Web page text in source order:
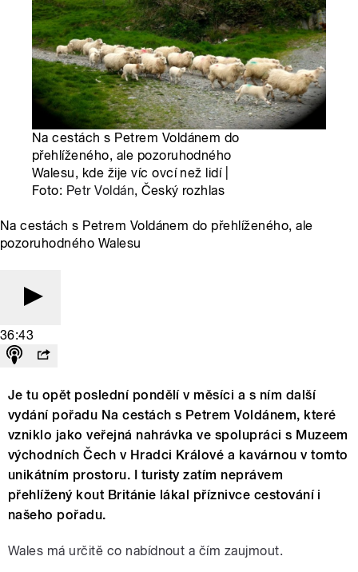
Na cestách s Petrem Voldánem do
přehlíženého, ale pozoruhodného
Walesu, kde žije víc ovcí než lidí |
Foto: Petr Voldán, Český rozhlas
Na cestách s Petrem Voldánem do přehlíženého, ale
pozoruhodného Walesu
36:43
Je tu opět poslední pondělí v měsíci a s ním další
vydání pořadu Na cestách s Petrem Voldánem, které
vzniklo jako veřejná nahrávka ve spolupráci s Muzeem
východních Čech v Hradci Králové a kavárnou v tomto
unikátním prostoru. I turisty zatím neprávem
přehlížený kout Británie lákal příznivce cestování i
našeho pořadu.
Wales má určitě co nabídnout a čím zaujmout.